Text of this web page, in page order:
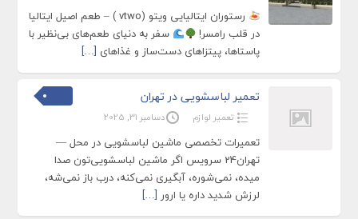
رستوران ایتالیایی ویتو (vtwo ) – طعم اصیل ایتالیا
در قلب رامسر!
سفر به دنیای طعم‌های بی‌نظیر با
پاستاها، پیتزاهای دست‌ساز و غذاهای […]
تعمیر لباسشویی در تهران
تعمیر لوازم دسامبر 31, 2025
تعمیرات تخصصی ماشین لباسشویی در محل —
تهران24 سرویس اگر ماشین لباسشویی‌تون صدا
میده، نمی‌شوره، آبگیری نمی‌کنه، درب باز نمی‌شه،
لرزش شدید داره یا ارور […]